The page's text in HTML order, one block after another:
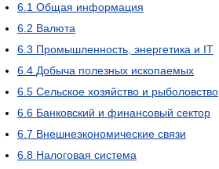
6.1 Общая информация
6.2 Валюта
6.3 Промышленность, энергетика и IT
6.4 Добыча полезных ископаемых
6.5 Сельское хозяйство и рыболовство
6.6 Банковский и финансовый сектор
6.7 Внешнеэкономические связи
6.8 Налоговая система